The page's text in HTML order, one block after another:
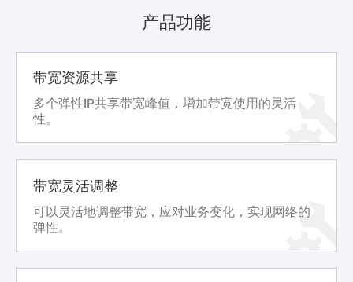
产品功能
带宽资源共享
多个弹性IP共享带宽峰值，增加带宽使用的灵活
性。
带宽灵活调整
可以灵活地调整带宽，应对业务变化，实现网络的
弹性。